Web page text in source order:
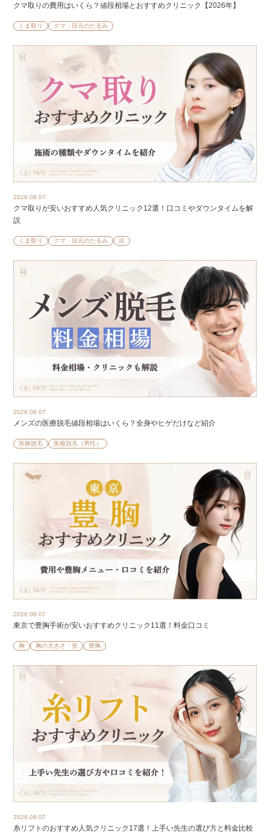
クマ取りの費用はいくら？値段相場とおすすめクリニック【2026年】
くま取り クマ・目元のたるみ
2026.08.07
クマ取りが安いおすすめ人気クリニック12選！口コミやダウンタイムを解
説
くま取り クマ・目元のたるみ 目
2026.08.07
メンズの医療脱毛値段相場はいくら？全身やヒゲだけなど紹介
医療脱毛 医療脱毛（男性）
2026.08.07
東京で豊胸手術が安いおすすめクリニック11選！料金口コミ
胸 胸の大きさ・形 豊胸
2026.08.07
糸リフトのおすすめ人気クリニック17選！上手い先生の選び方と料金比較